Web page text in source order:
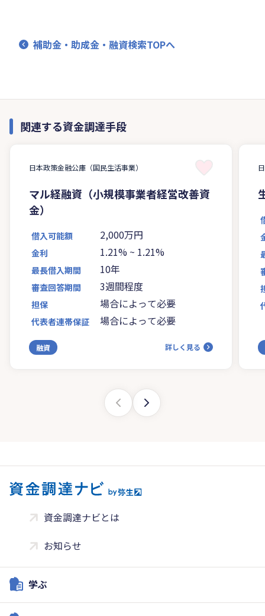
補助金・助成金・融資検索TOPへ
関連する資金調達手段
日本政策金融公庫（国民生活事業）
マル経融資（小規模事業者経営改善資
金）
借入可能額 2,000万円
金利 1.21% ~ 1.21%
最長借入期間 10年
審査回答期間 3週間程度
担保 場合によって必要
代表者連帯保証 場合によって必要
融資 詳しく見る
資金調達ナビとは
お知らせ
学ぶ